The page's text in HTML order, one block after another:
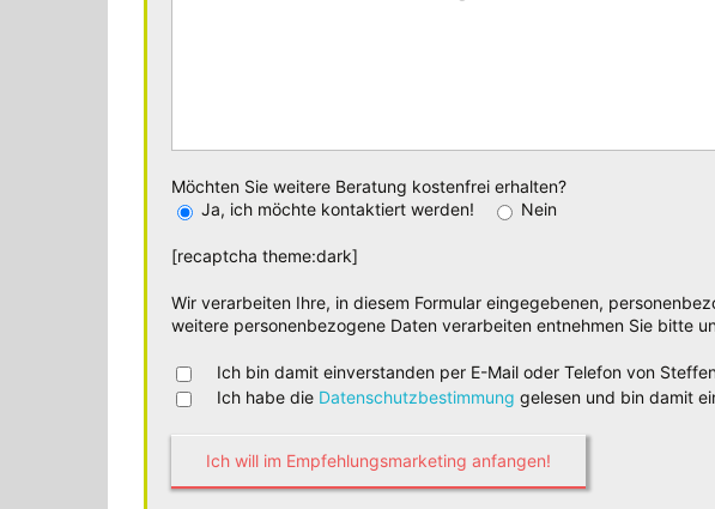
Möchten Sie weitere Beratung kostenfrei erhalten?
Ja, ich möchte kontaktiert werden!
Nein
[recaptcha theme:dark]
Wir verarbeiten Ihre, in diesem Formular eingegebenen,
weitere personenbezogene Daten verarbeiten entnehmen Sie bitte
Ich bin damit einverstanden per E-Mail oder Telefon von
Ich habe die Datenschutzbestimmung gelesen und bin damit